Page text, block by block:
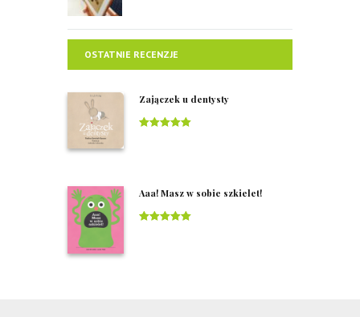
OSTATNIE RECENZJE
Zajączek u dentysty
Aaa! Masz w sobie szkielet!